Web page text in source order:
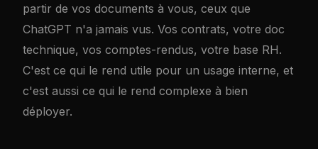
partir de vos documents à vous, ceux que
ChatGPT n'a jamais vus. Vos contrats, votre doc
technique, vos comptes-rendus, votre base RH.
C'est ce qui le rend utile pour un usage interne, et
c'est aussi ce qui le rend complexe à bien
déployer.